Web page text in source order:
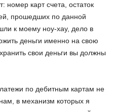
номер карт счета, остаток
прошедших по данной
к моему ноу-хау, дело в
деньги именно на свою
свои деньги вы должны
по дебитным картам не
в механизм которых я